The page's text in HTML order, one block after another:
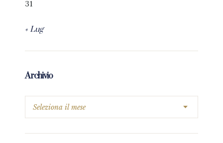
31
« Lug
Archivio